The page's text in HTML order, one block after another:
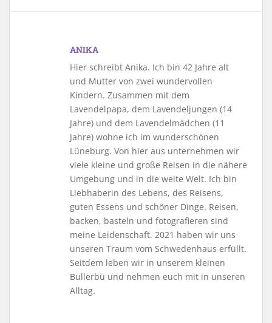
ANIKA
Hier schreibt Anika. Ich bin 42 Jahre alt
und Mutter von zwei wundervollen
Kindern. Zusammen mit dem
Lavendelpapa, dem Lavendeljungen (14
Jahre) und dem Lavendelmädchen (11
Jahre) wohne ich im wunderschönen
Lüneburg. Von hier aus unternehmen wir
viele kleine und große Reisen in die nähere
Umgebung und in die weite Welt. Ich bin
Liebhaberin des Lebens, des Reisens,
guten Essens und schöner Dinge. Reisen,
backen, basteln und fotografieren sind
meine Leidenschaft. 2021 haben wir uns
unseren Traum vom Schwedenhaus erfüllt.
Seitdem leben wir in unserem kleinen
Bullerbü und nehmen euch mit in unseren
Alltag.